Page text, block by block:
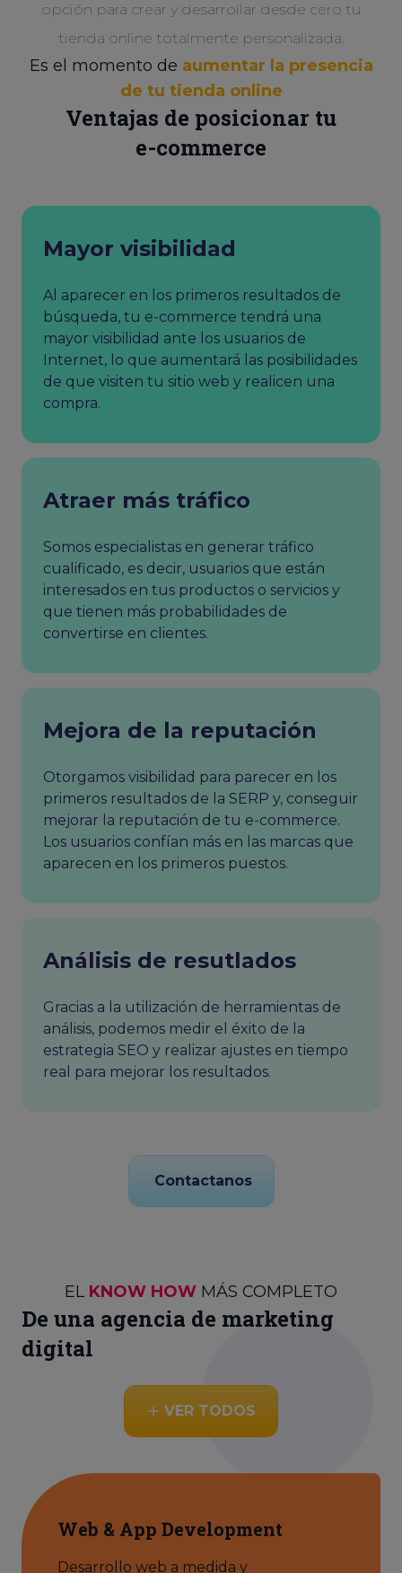
opción para crear y desarrollar desde cero tu
tienda online totalmente personalizada.
Es el momento de aumentar la presencia
de tu tienda online
Ventajas de posicionar tu
e-commerce
Mayor visibilidad
Al aparecer en los primeros resultados de
búsqueda, tu e-commerce tendrá una
mayor visibilidad ante los usuarios de
Internet, lo que aumentará las posibilidades
de que visiten tu sitio web y realicen una
compra.
Atraer más tráfico
Somos especialistas en generar tráfico
cualificado, es decir, usuarios que están
interesados en tus productos o servicios y
que tienen más probabilidades de
convertirse en clientes.
Mejora de la reputación
Otorgamos visibilidad para parecer en los
primeros resultados de la SERP y, conseguir
mejorar la reputación de tu e-commerce.
Los usuarios confían más en las marcas que
aparecen en los primeros puestos.
Análisis de resutlados
Gracias a la utilización de herramientas de
análisis, podemos medir el éxito de la
estrategia SEO y realizar ajustes en tiempo
real para mejorar los resultados.
Contactanos
EL KNOW HOW MÁS COMPLETO
De una agencia de marketing
digital
VER TODOS
Web & App Development
Desarrollo web a medida y